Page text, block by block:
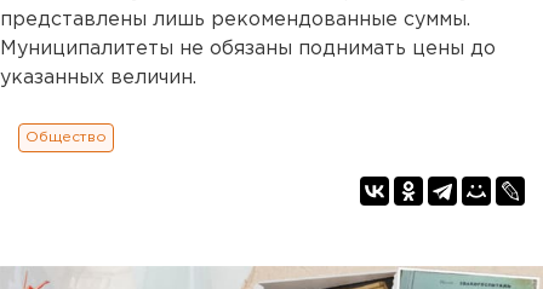
представлены лишь рекомендованные суммы.
Муниципалитеты не обязаны поднимать цены до
указанных величин.
Общество